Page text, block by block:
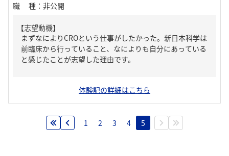
職種 ： 非公開
【志望動機】
まずなによりCROという仕事がしたかった。新日本科学は
前臨床から行っていること、なによりも自分にあっている
と感じたことが志望した理由です。
体験記の詳細はこちら
1 2 3 4 5